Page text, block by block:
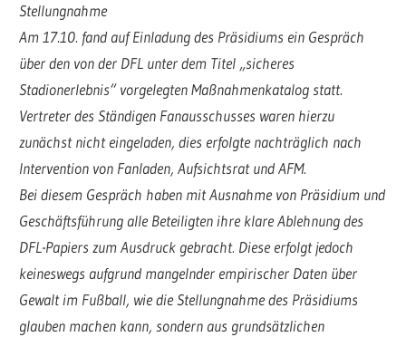
Stellungnahme
Am 17.10. fand auf Einladung des Präsidiums ein Gespräch
über den von der DFL unter dem Titel „sicheres
Stadionerlebnis“ vorgelegten Maßnahmenkatalog statt.
Vertreter des Ständigen Fanausschusses waren hierzu
zunächst nicht eingeladen, dies erfolgte nachträglich nach
Intervention von Fanladen, Aufsichtsrat und AFM.
Bei diesem Gespräch haben mit Ausnahme von Präsidium und
Geschäftsführung alle Beteiligten ihre klare Ablehnung des
DFL-Papiers zum Ausdruck gebracht. Diese erfolgt jedoch
keineswegs aufgrund mangelnder empirischer Daten über
Gewalt im Fußball, wie die Stellungnahme des Präsidiums
glauben machen kann, sondern aus grundsätzlichen